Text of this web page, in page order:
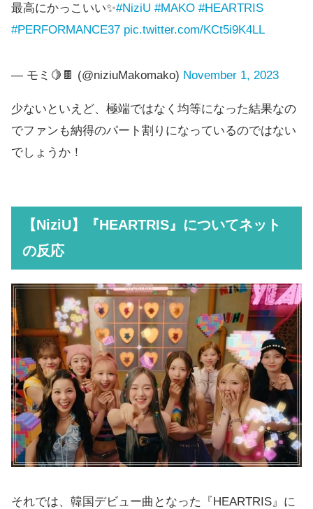
最高にかっこいい✨#NiziU #MAKO #HEARTRIS
#PERFORMANCE37 pic.twitter.com/KCt5i9K4LL
— モミ🍋🍫 (@niziuMakomako) November 1, 2023
少ないといえど、極端ではなく均等になった結果なの
でファンも納得のパート割りになっているのではない
でしょうか！
【NiziU】『HEARTRIS』についてネット
の反応
それでは、韓国デビュー曲となった『HEARTRIS』に